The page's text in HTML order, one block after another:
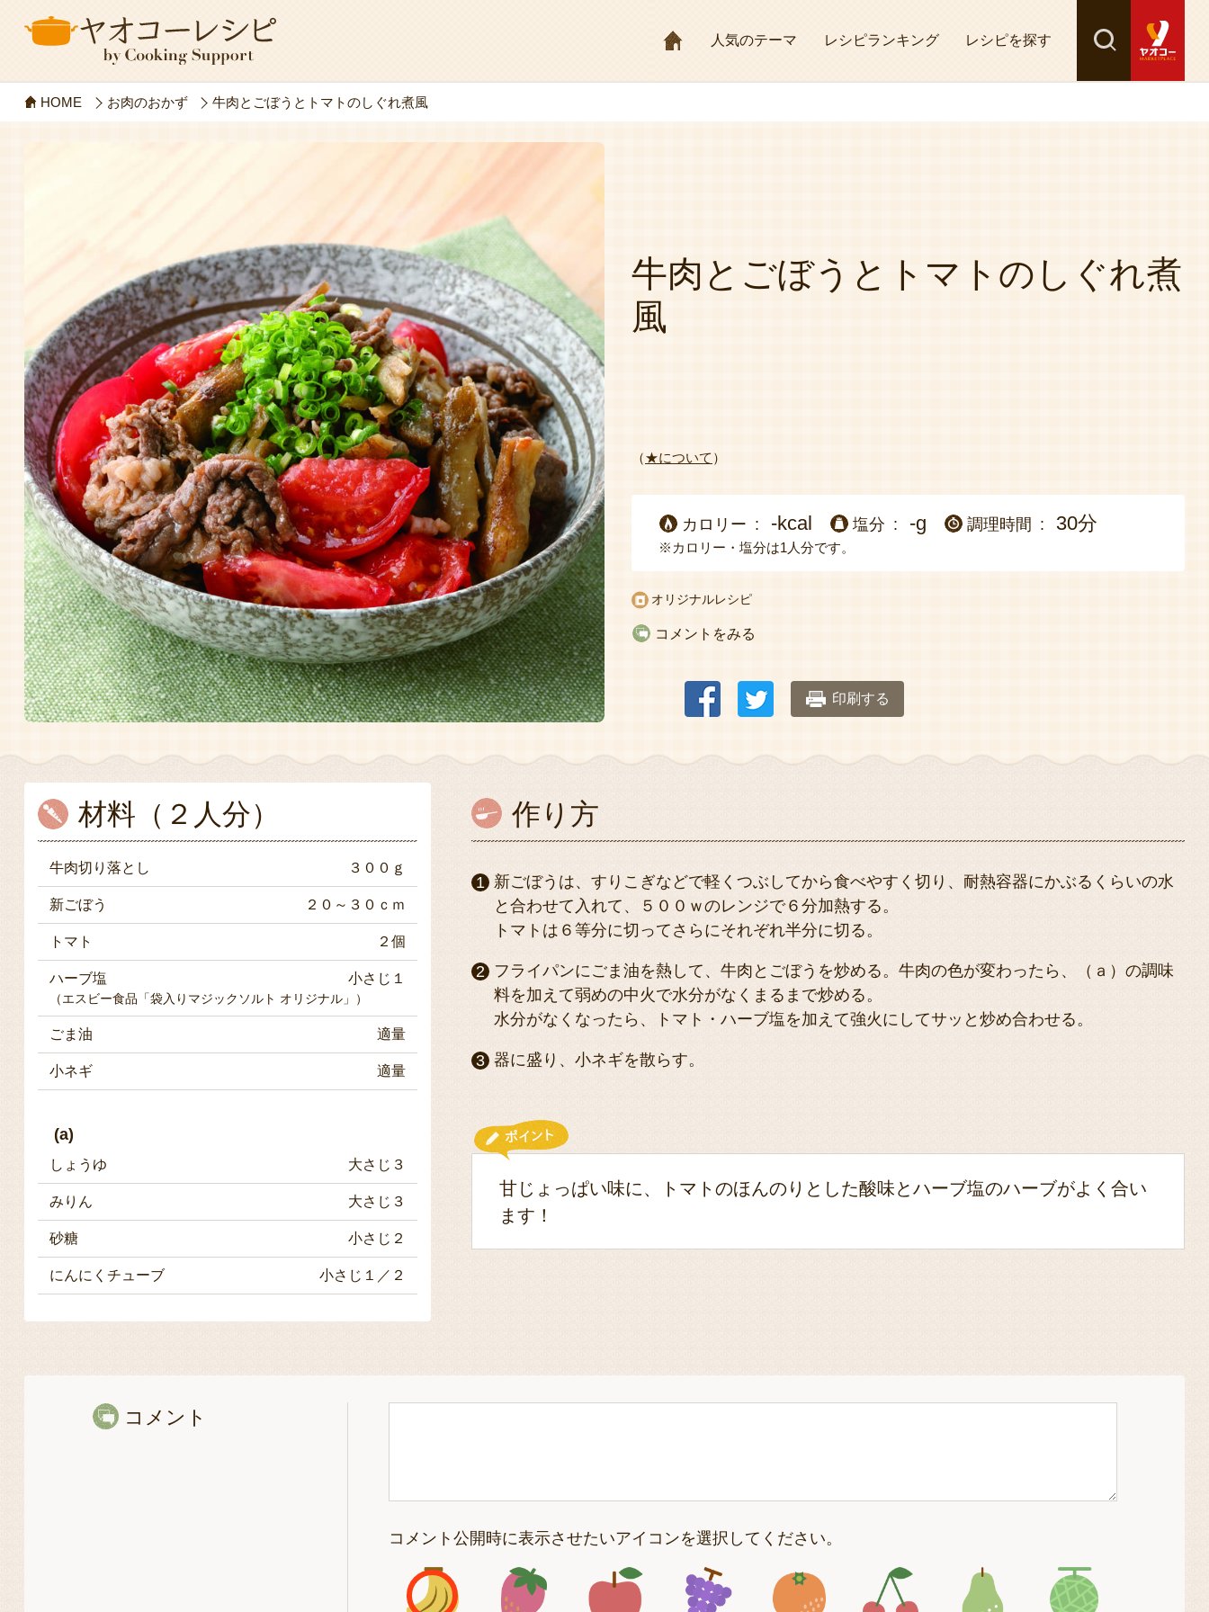
HOME人気のテーマ レシピランキング レシピを探す 検索
探す
HOME お肉のおかず 牛肉とごぼうとトマトのしぐれ煮風
牛肉とごぼうとトマトのしぐれ煮
風
（★について ）
カロリー -kcal 塩分 -g 調理時間 30分
※カロリー・塩分は1人分です。
オリジナルレシピ
コメントをみる
印刷する
材料（２人分）
牛肉切り落とし ３００ｇ
新ごぼう ２０～３０ｃｍ
トマト ２個
ハーブ塩 小さじ１
（エスビー食品「袋入りマジックソルト オリジナル」）
ごま油 適量
小ネギ 適量
(a)
しょうゆ 大さじ３
みりん 大さじ３
砂糖 小さじ２
にんにくチューブ 小さじ１／２
作り方
新ごぼうは、すりこぎなどで軽くつぶしてから食べやすく切り、耐熱容器にかぶるくらいの水
と合わせて入れて、５００ｗのレンジで６分加熱する。
トマトは６等分に切ってさらにそれぞれ半分に切る。
フライパンにごま油を熱して、牛肉とごぼうを炒める。牛肉の色が変わったら、（ａ）の調味
料を加えて弱めの中火で水分がなくまるまで炒める。
水分がなくなったら、トマト・ハーブ塩を加えて強火にしてサッと炒め合わせる。
器に盛り、小ネギを散らす。
甘じょっぱい味に、トマトのほんのりとした酸味とハーブ塩のハーブがよく合い
ます！
コメント
コメント公開時に表示させたいアイコンを選択してください。
アイコン1 アイコン2 アイコン3 アイコン4 アイコン5 アイコン6 アイコン7